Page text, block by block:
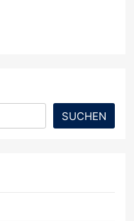
SUCHEN